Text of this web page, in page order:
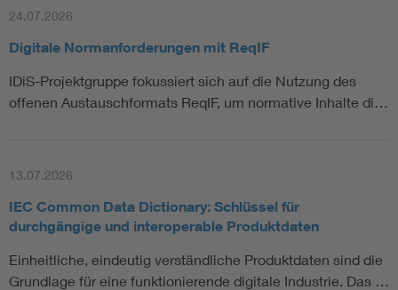
24.07.2026
Digitale Normanforderungen mit ReqIF
IDiS-Projektgruppe fokussiert sich auf die Nutzung des
offenen Austauschformats ReqIF, um normative Inhalte di…
13.07.2026
IEC Common Data Dictionary: Schlüssel für
durchgängige und interoperable Produktdaten
Einheitliche, eindeutig verständliche Produktdaten sind die
Grundlage für eine funktionierende digitale Industrie. Das …